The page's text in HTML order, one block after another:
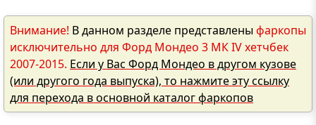
Внимание! В данном разделе представлены фаркопы
исключительно для Форд Мондео 3 МК IV хетчбек
2007-2015. Если у Вас Форд Мондео в другом кузове
(или другого года выпуска), то нажмите эту ссылку
для перехода в основной каталог фаркопов